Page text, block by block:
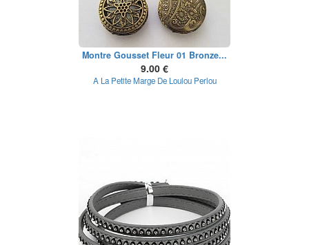
Montre Gousset Fleur 01 Bronze...
9.00 €
A La Petite Marge De Loulou Perlou